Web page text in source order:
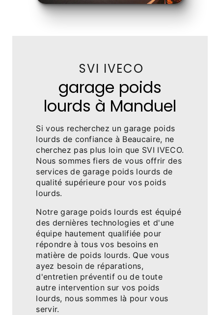
SVI IVECO
garage poids
lourds à Manduel
Si vous recherchez un garage poids
lourds de confiance à Beaucaire, ne
cherchez pas plus loin que SVI IVECO.
Nous sommes fiers de vous offrir des
services de garage poids lourds de
qualité supérieure pour vos poids
lourds.
Notre garage poids lourds est équipé
des dernières technologies et d'une
équipe hautement qualifiée pour
répondre à tous vos besoins en
matière de poids lourds. Que vous
ayez besoin de réparations,
d'entretien préventif ou de toute
autre intervention sur vos poids
lourds, nous sommes là pour vous
servir.